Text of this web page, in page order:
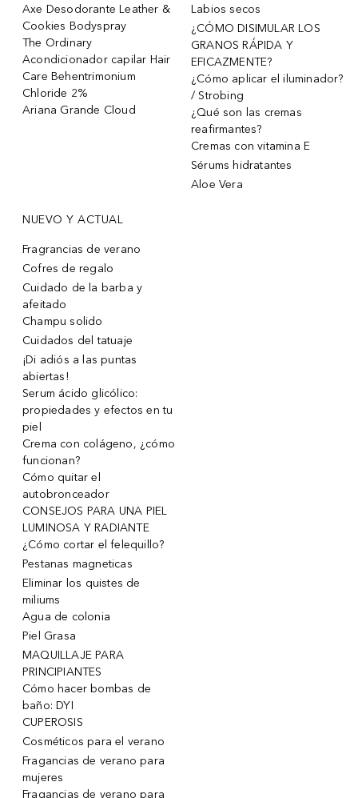
Axe Desodorante Leather &
Cookies Bodyspray
The Ordinary
Acondicionador capilar Hair
Care Behentrimonium
Chloride 2%
Ariana Grande Cloud
Labios secos
¿CÓMO DISIMULAR LOS
GRANOS RÁPIDA Y
EFICAZMENTE?
¿Cómo aplicar el iluminador?
/ Strobing
¿Qué son las cremas
reafirmantes?
Cremas con vitamina E
Sérums hidratantes
Aloe Vera
NUEVO Y ACTUAL
Fragrancias de verano
Cofres de regalo
Cuidado de la barba y
afeitado
Champu solido
Cuidados del tatuaje
¡Di adiós a las puntas
abiertas!
Serum ácido glicólico:
propiedades y efectos en tu
piel
Crema con colágeno, ¿cómo
funcionan?
Cómo quitar el
autobronceador
CONSEJOS PARA UNA PIEL
LUMINOSA Y RADIANTE
¿Cómo cortar el felequillo?
Pestanas magneticas
Eliminar los quistes de
miliums
Agua de colonia
Piel Grasa
MAQUILLAJE PARA
PRINCIPIANTES
Cómo hacer bombas de
baño: DYI
CUPEROSIS
Cosméticos para el verano
Fragancias de verano para
mujeres
Fragancias de verano para